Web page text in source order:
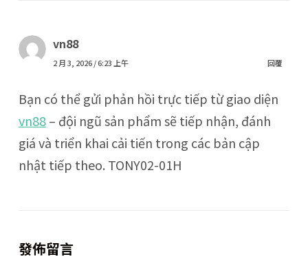
vn88
2 月 3, 2026 / 6:23 上午 回覆
Bạn có thể gửi phản hồi trực tiếp từ giao diện
vn88– đội ngũ sản phẩm sẽ tiếp nhận, đánh
giá và triển khai cải tiến trong các bản cập
nhật tiếp theo. TONY02-01H
發佈留言